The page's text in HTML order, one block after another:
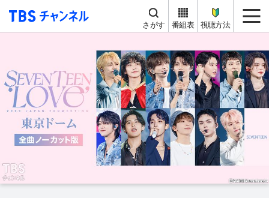
TBS チャンネル
さがす 番組表 視聴方法